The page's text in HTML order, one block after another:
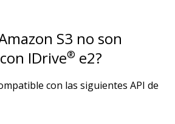
S3 no son
IDrive® e2?
con las siguientes API de